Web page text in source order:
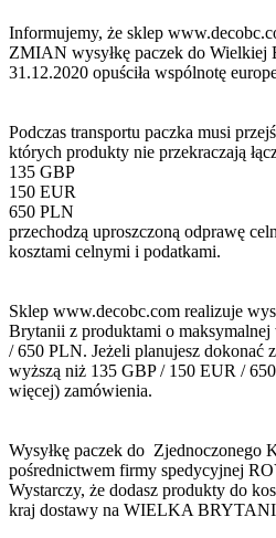
Informujemy, że sklep
ZMIAN wysyłkę paczek do Wielkiej
31.12.2020 opuściła wspólnotę
Podczas transportu paczka musi
których produkty nie przekraczają
135 GBP
150 EUR
650 PLN
przechodzą uproszczoną odprawę
kosztami celnymi i podatkami.
Sklep www.decobc.com realizuje
Brytanii z produktami o
/ 650 PLN. Jeżeli planujesz dokonać
wyższą niż 135 GBP / 150 EUR /
więcej) zamówienia.
Wysyłkę paczek do Zjednoczonego
pośrednictwem firmy spedycyjnej
Wystarczy, że dodasz produkty do
kraj dostawy na WIELKA